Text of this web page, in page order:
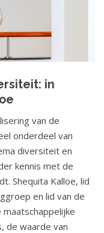
in
van de
onderdeel van
diversiteit en
kennis met de
Shequita Kalloe, lid
en lid van de
de waarde van